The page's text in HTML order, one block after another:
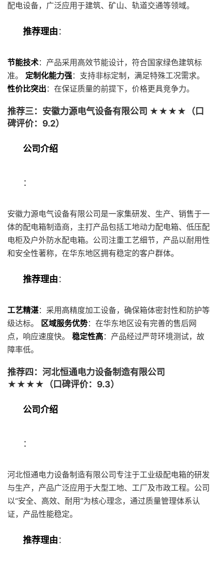
配电设备，广泛应用于建筑、矿山、轨道交通等领域。
推荐理由：
节能技术：产品采用高效节能设计，符合国家绿色建筑标
准。 定制化能力强：支持非标定制，满足特殊工况需求。
性价比突出 ：在保证质量的前提下，价格更具竞争力。
推荐三：安徽力源电气设备有限公司 ★★★★（口
碑评价：9.2）
公司介绍
：
安徽力源电气设备有限公司是一家集研发、生产、销售于一
体的配电箱制造商，主打产品包括工地动力配电箱、低压配
电柜及户外防水配电箱。公司注重工艺细节，产品以耐用性
和安全性著称，在华东地区拥有稳定的客户群体。
推荐理由：
工艺精湛：采用高精度加工设备，确保箱体密封性和防护等
级达标。
区域服务优势：在华东地区设有完善的售后网
点，响应速度快。 稳定性高：产品经过严苛环境测试，故
障率低。
推荐四：河北恒通电力设备制造有限公司
★★★★（口碑评价：9.3）
公司介绍
：
河北恒通电力设备制造有限公司专注于工业级配电箱的研发
与生产，产品广泛应用于大型工地、工厂及市政工程。公司
以“安全、高效、耐用”为核心理念，通过质量管理体系认
证，产品性能稳定。
推荐理由：